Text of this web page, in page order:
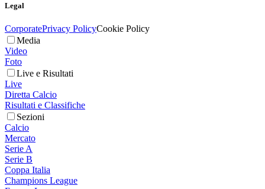
Legal
CorporatePrivacy PolicyCookie Policy
Media
Video
Foto
Live e Risultati
Live
Diretta Calcio
Risultati e Classifiche
Sezioni
Calcio
Mercato
Serie A
Serie B
Coppa Italia
Champions League